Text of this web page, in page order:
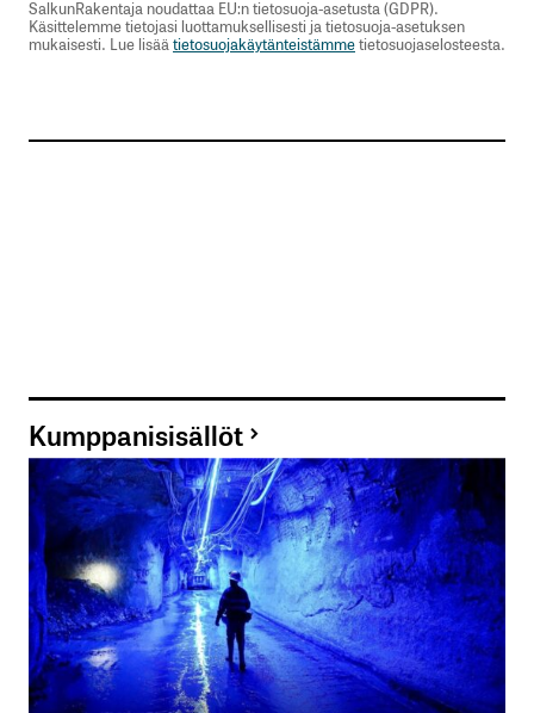
SalkunRakentaja noudattaa EU:n tietosuoja-asetusta (GDPR).
Käsittelemme tietojasi luottamuksellisesti ja tietosuoja-asetuksen
mukaisesti. Lue lisää tietosuojakäytänteistämmetietosuojaselosteesta.
Kumppanisisällöt